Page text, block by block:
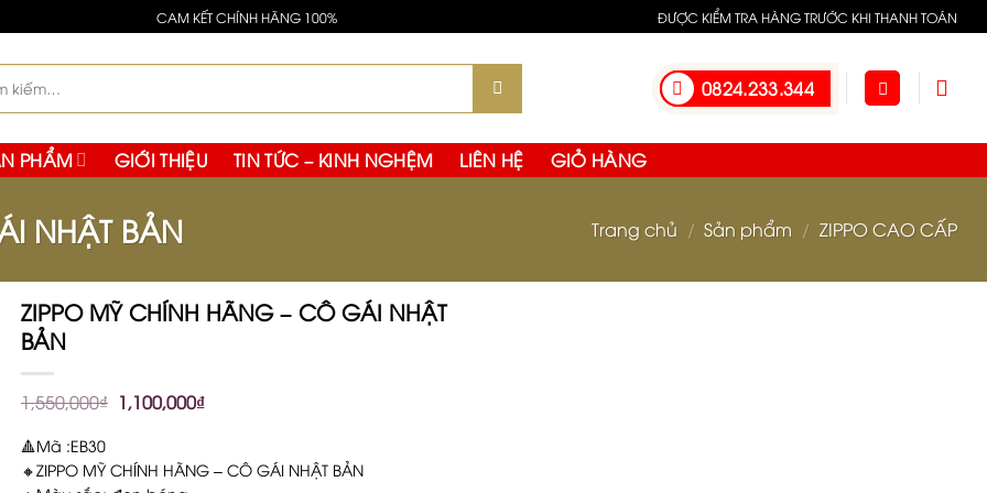
da molti collezionisti, senza il diametro maggiore caratteristico della maggior parte degli altri orologi
buona scelta, con una forma più semplice, una lunetta liscia e un semplice quadrante a tempo limitato.
CAM KẾT CHÍNH HÃNG 100% ĐƯỢC KIỂM TRA HÀNG TRƯỚC KHI THANH TOÁN
0824.233.344
PHẨM GIỚI THIỆU TIN TỨC – KINH NGHỆM LIÊN HỆ GIỎ HÀNG
NHẬT BẢN Trang chủ / Sản phẩm / ZIPPO CAO CẤP
ZIPPO MỸ CHÍNH HÃNG – CÔ GÁI NHẬT
BẢN
1,550,000₫ 1,100,000₫
🔺Mã :EB30
🔸ZIPPO MỸ CHÍNH HÃNG – CÔ GÁI NHẬT BẢN